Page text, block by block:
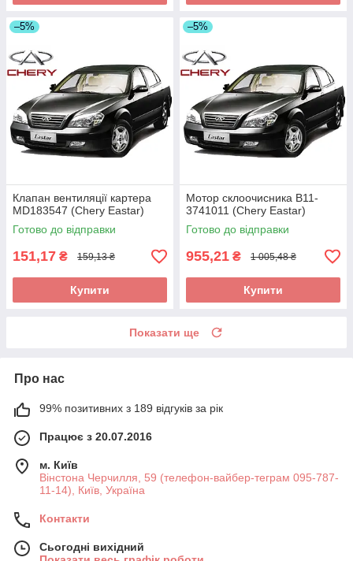
–5%
Клапан вентиляції картера
MD183547 (Chery Eastar)
Готово до відправки
151,17 ₴ 159,13 ₴
Купити
–5%
Мотор склоочисника B11-
3741011 (Chery Eastar)
Готово до відправки
955,21 ₴ 1 005,48 ₴
Купити
Показати ще
Про нас
99% позитивних з 189 відгуків за рік
Працює з 20.07.2016
м. Київ
Вінстона Черчилля, 59 (телефон-вайбер-теграм 095-787-
11-14), Київ, Україна
Контакти
Сьогодні вихідний